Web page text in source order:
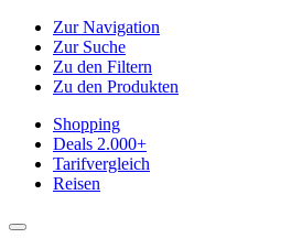
Zur Navigation
Zur Suche
Zu den Filtern
Zu den Produkten
Shopping
Deals 2.000+
Tarifvergleich
Reisen